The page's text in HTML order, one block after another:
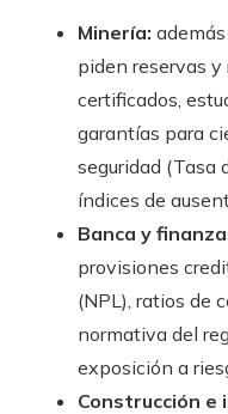
Minería:
piden reservas y
certificados,
garantías para
seguridad (Tasa
índices de
Banca y
provisiones
(NPL), ratios de
normativa del
exposición a
Construcción